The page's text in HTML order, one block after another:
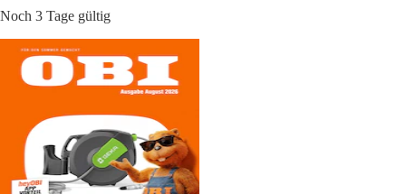
Noch 3 Tage gültig